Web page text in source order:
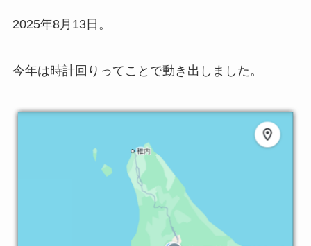
2025年8月13日。
今年は時計回りってことで動き出しました。